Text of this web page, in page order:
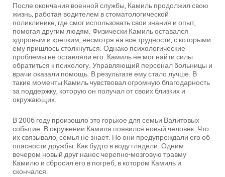
После окончания военной службы, Камиль продолжил свою
жизнь, работая водителем в стоматологической
поликлинике, где смог использовать свои знания и опыт,
помогая другим людям. Физически Камиль оставался
здоровым и крепким, несмотря на все трудности, с которыми
ему пришлось столкнуться. Однако психологические
проблемы не оставляли его. Камиль не мог найти силы
обратиться к психологу. Управляющий персонал больницы и
врачи оказали помощь. В результате ему стало лучше. В
такие моменты Камиль чувствовал огромную благодарность
за поддержку, которую он получал от своих близких и
окружающих.
В 2006 году произошло это горькое для семьи Валитовых
событие. В окружении Камиля появился новый человек. Что
их связывало, семья не знает. Но они предупреждали его об
опасности дружбы. Как будто в воду глядели. Одним
вечером новый друг нанес черепно-мозговую травму
Камилю и сбросил его в погреб, в котором Камиль и
скончался.